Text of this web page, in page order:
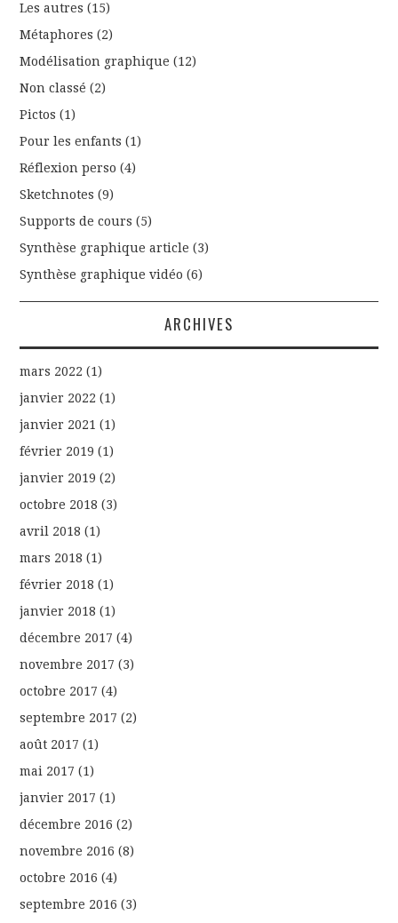
Les autres (15)
Métaphores (2)
Modélisation graphique (12)
Non classé (2)
Pictos (1)
Pour les enfants (1)
Réflexion perso (4)
Sketchnotes (9)
Supports de cours (5)
Synthèse graphique article (3)
Synthèse graphique vidéo (6)
ARCHIVES
mars 2022 (1)
janvier 2022 (1)
janvier 2021 (1)
février 2019 (1)
janvier 2019 (2)
octobre 2018 (3)
avril 2018 (1)
mars 2018 (1)
février 2018 (1)
janvier 2018 (1)
décembre 2017 (4)
novembre 2017 (3)
octobre 2017 (4)
septembre 2017 (2)
août 2017 (1)
mai 2017 (1)
janvier 2017 (1)
décembre 2016 (2)
novembre 2016 (8)
octobre 2016 (4)
septembre 2016 (3)